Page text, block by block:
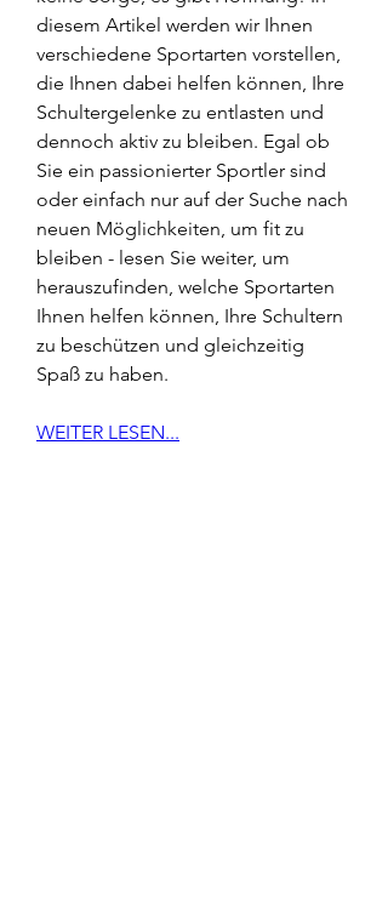
diesem Artikel werden wir Ihnen
verschiedene Sportarten vorstellen,
die Ihnen dabei helfen können, Ihre
Schultergelenke zu entlasten und
dennoch aktiv zu bleiben. Egal ob
Sie ein passionierter Sportler sind
oder einfach nur auf der Suche nach
neuen Möglichkeiten, um fit zu
bleiben - lesen Sie weiter, um
herauszufinden, welche Sportarten
Ihnen helfen können, Ihre Schultern
zu beschützen und gleichzeitig
Spaß zu haben.
WEITER LESEN...